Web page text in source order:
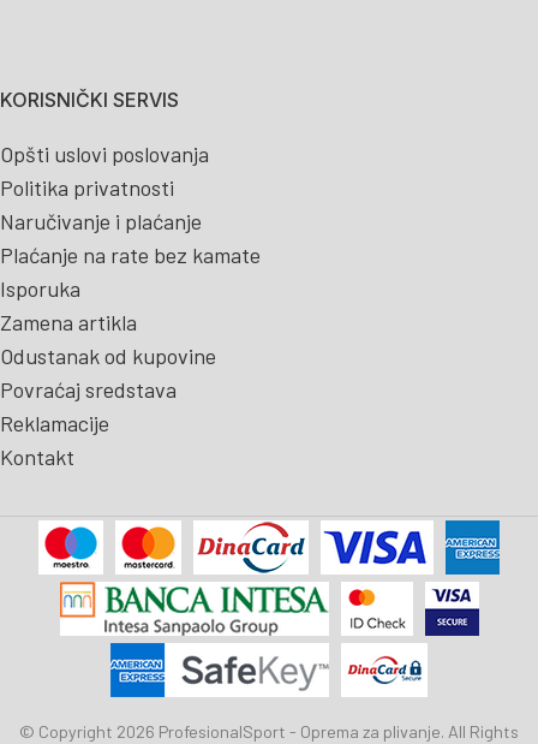
KORISNIČKI SERVIS
Opšti uslovi poslovanja
Politika privatnosti
Naručivanje i plaćanje
Plaćanje na rate bez kamate
Isporuka
Zamena artikla
Odustanak od kupovine
Povraćaj sredstava
Reklamacije
Kontakt
© Copyright 2026 ProfesionalSport - Oprema za plivanje. All Rights